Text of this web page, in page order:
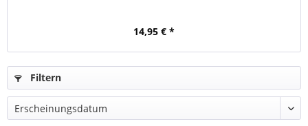
14,95 € *
Filtern